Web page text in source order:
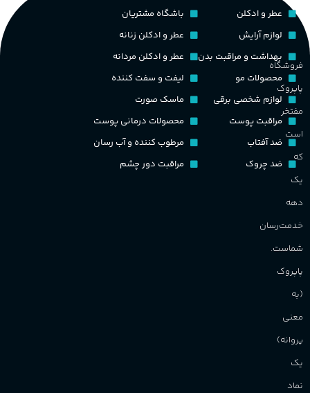
پخش بو
کشور مبدا برند
طبع
گروه بویایی
ماندگاری
آقایان
چوبی میوه‌ای مرکباتی
PA_بخش-بو
میوه‌ها و مرکبات، وانیل،
نت‌های چوبی
فروشگاه
پاپروک
مفتخر
است
که
یک
دهه
خدمت‌رسان
شماست.
پاپروک
(به
معنی
پروانه)
یک
نماد
عطر و ادکلن
لوازم آرایش
بهداشت و مراقبت بدن
محصولات مو
لوازم شخصی برقی
مراقبت پوست
ضد آفتاب
ضد چروک
باشگاه مشتریان
عطر و ادکلن زنانه
عطر و ادکلن مردانه
لیفت و سفت کننده
ماسک صورت
محصولات درمانی پوست
مرطوب کننده و آب رسان
مراقبت دور چشم